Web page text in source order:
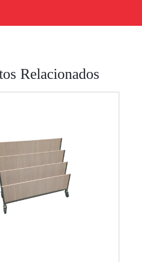
Relacionados